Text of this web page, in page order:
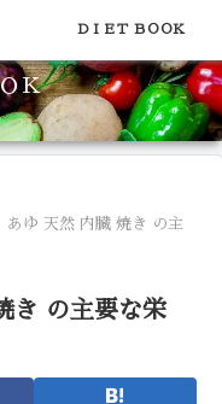
る！健康やダイエットに
Ｋ
あゆ 天然 内臓 焼き の主
き の主要な栄
ＤＩＥＴ ＢＯＯＫ